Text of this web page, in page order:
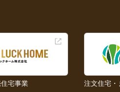
宅事業 注文住宅・